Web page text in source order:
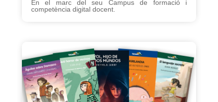
En el marc del seu Campus de formació i
competència digital docent.